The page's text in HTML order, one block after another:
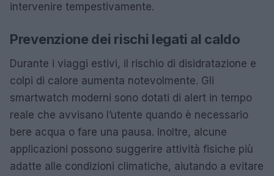
intervenire tempestivamente.
Prevenzione dei rischi legati al caldo
Durante i viaggi estivi, il rischio di disidratazione e
colpi di calore aumenta notevolmente. Gli
smartwatch moderni sono dotati di alert in tempo
reale che avvisano l’utente quando è necessario
bere acqua o fare una pausa. Inoltre, alcune
applicazioni possono suggerire attività fisiche più
adatte alle condizioni climatiche, aiutando a evitare